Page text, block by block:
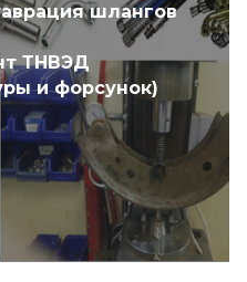
шлангов
ТНВЭД
и форсунок)